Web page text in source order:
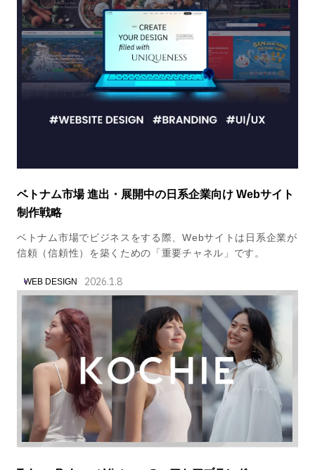
ベトナム市場 進出・展開中の日系企業向け Webサイト
制作戦略
ベトナム市場でビジネスをする際、Webサイトは日系企業が
信頼（信頼性）を築くための「重要チャネル」です。
WEB DESIGN 2026.1.8